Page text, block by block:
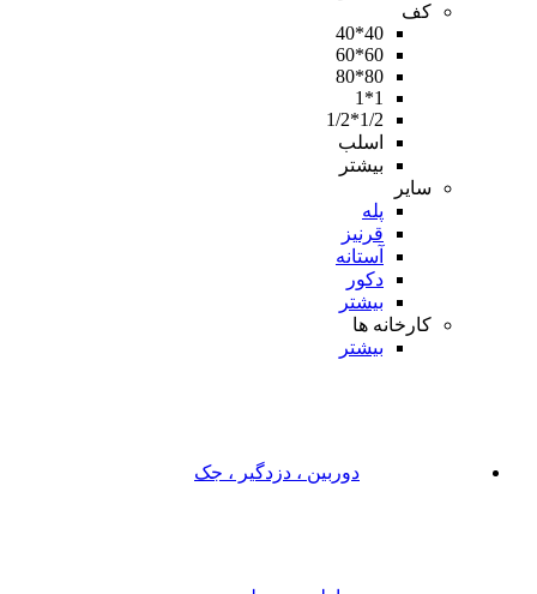
کف
40*40
60*60
80*80
1*1
1/2*1/2
اسلب
بیشتر
سایر
پله
قرنیز
آستانه
دکور
بیشتر
کارخانه ها
بیشتر
دوربین ، دزدگیر ، جک